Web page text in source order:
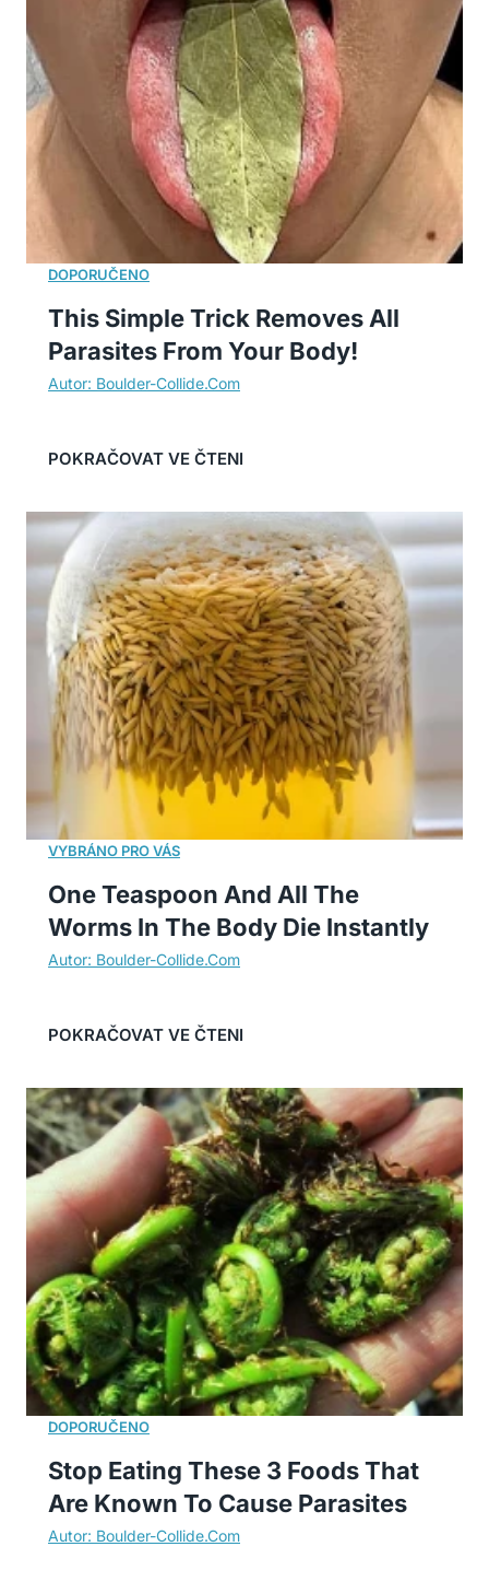
This Simple Trick Removes All
Parasites From Your Body!
One Teaspoon And All The
Worms In The Body Die Instantly
Stop Eating These 3 Foods That
Are Known To Cause Parasites